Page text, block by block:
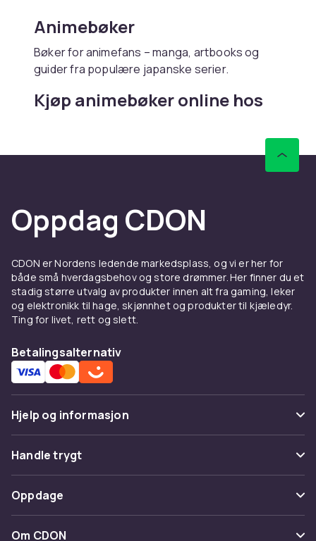
Animebøker
Bøker for animefans – manga, artbooks og
guider fra populære japanske serier.
Kjøp animebøker online hos
Oppdag CDON
CDON er Nordens ledende markedsplass, og vi er her for
både små hverdagsbehov og store drømmer. Her finner du et
stadig større utvalg av produkter innen alt fra gaming, leker
og elektronikk til hage, skjønnhet og produkter til kjæledyr.
Ting for livet, rett og slett.
Betalingsalternativ
Hjelp og informasjon
Vanlige spørsmål
Spor pakke
Angre & returner her
Kontakt oss
Handle trygt
Betaling
Levering
Oppdage
Kategorier
Om CDON